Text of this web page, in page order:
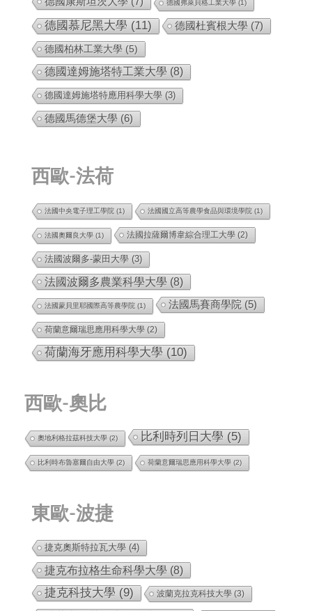
德國弗萊貝格工業大學 (1)
德國慕尼黑大學 (11) 德國杜賓根大學 (7)
德國柏林工業大學 (5)
德國達姆施塔特工業大學 (8)
德國達姆施塔特應用科學大學 (3)
德國馬德堡大學 (6)
西歐-法荷
法國中央電子理工學院 (1) 法國國立高等農學食品與環境學院 (1)
法國奧爾良大學 (1) 法國拉薩爾博韋綜合理工大學 (2)
法國波爾多-蒙田大學 (3)
法國波爾多農業科學大學 (8)
法國蒙貝里耶國際高等農學院 (1) 法國馬賽商學院 (5)
荷蘭意爾瑞思應用科學大學 (2)
荷蘭海牙應用科學大學 (10)
西歐-奧比
奧地利格拉茲科技大學 (2) 比利時列日大學 (5)
比利時布魯塞爾自由大學 (2) 荷蘭意爾瑞思應用科學大學 (2)
東歐-波捷
捷克奧斯特拉瓦大學 (4)
捷克布拉格生命科學大學 (8)
捷克科技大學 (9) 波蘭克拉克科技大學 (3)